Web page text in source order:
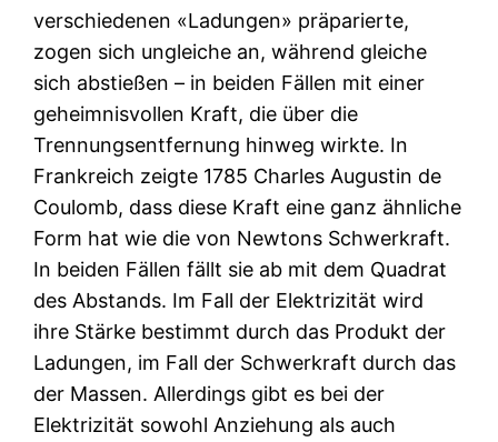
verschiedenen «Ladungen» präparierte,
zogen sich ungleiche an, während gleiche
sich abstießen – in beiden Fällen mit einer
geheimnisvollen Kraft, die über die
Trennungsentfernung hinweg wirkte. In
Frankreich zeigte 1785 Charles Augustin de
Coulomb, dass diese Kraft eine ganz ähnliche
Form hat wie die von Newtons Schwerkraft.
In beiden Fällen fällt sie ab mit dem Quadrat
des Abstands. Im Fall der Elektrizität wird
ihre Stärke bestimmt durch das Produkt der
Ladungen, im Fall der Schwerkraft durch das
der Massen. Allerdings gibt es bei der
Elektrizität sowohl Anziehung als auch